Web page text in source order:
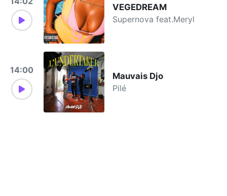
VEGEDREAM
Supernova feat.Meryl
14:00
Mauvais Djo
Pilé